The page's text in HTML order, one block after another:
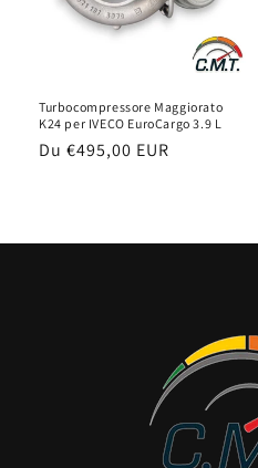
Turbocompressore Maggiorato
K24 per IVECO EuroCargo 3.9 L
Prix
Du €495,00 EUR